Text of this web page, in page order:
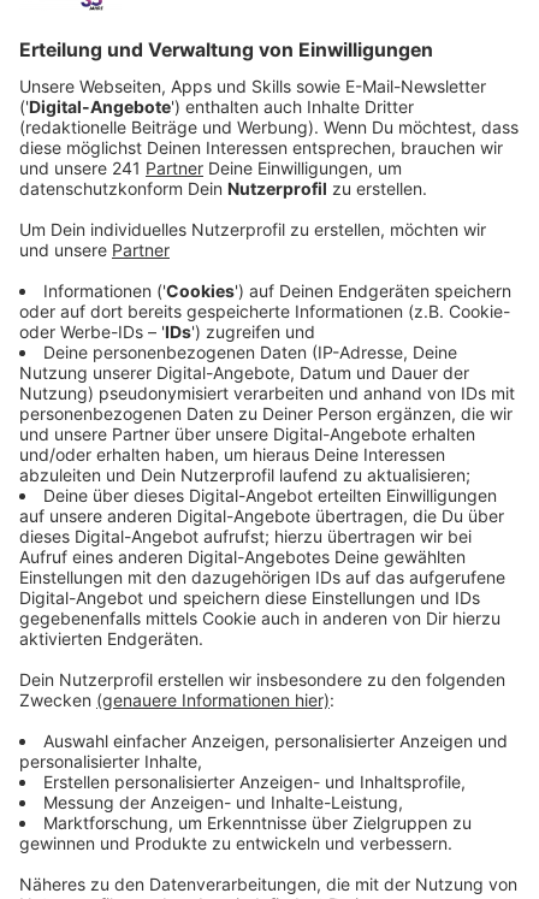
Anzeige
Schadstoff Metazachlor im Rhein: Bericht
des Landesamtes für Naturschutz
Anzeige
Im Oktober ist ein Schadstoff in den Rhein gelangt
und von Süden durch Leverkusen geflossen. Das zeigt
jetzt ein Bericht des Landesamtes für Naturschutz. Es
geht um das Pflanzenschutzmittel Metazachlor, das
vergangene Woche den Rhein verschmutzt hat. Für
das Trinkwasser besteht wohl keine Gefahr.
Anzeige
Schadstoffbelastung im Rhein
Anzeige
Der Schadstoff wurde erst im Bonner Raum im Körper
von Fischen und in Algen festgestellt, später dann an
der niederländischen Grenze. Das heißt, das
Metazachlor ist durch die Strömung auch in das
Wasser im Leverkusener Rheinabschnitt gelangt. Das
Landesumweltamt hat daraufhin andere Behörden und
Trinkwasserversorger informiert, sodass eine